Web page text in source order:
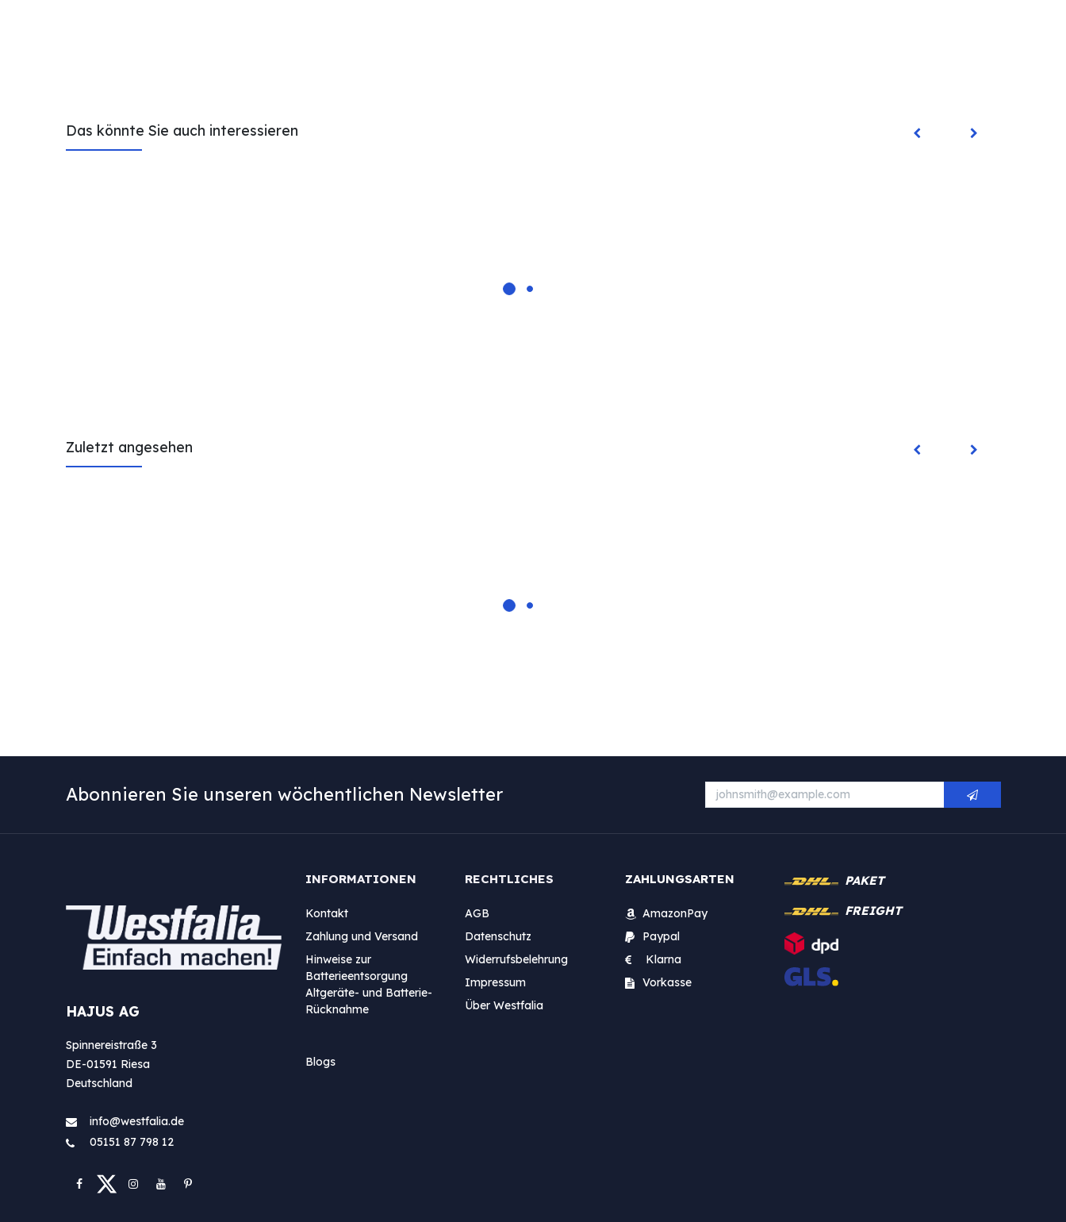
Das könnte Sie auch interessieren
Zuletzt angesehen
Abonnieren Sie unseren wöchentlichen Newsletter
HAJUS AG
Spinnereistraße 3
DE-01591 Riesa
Deutschland
info@westfa​lia.de
05151 87 798 12
INFORMATIONEN
Kontakt
Zahlung und Versand
Hinweise zur
Batterieentsorgung
Altgeräte- und Batterie-
Rücknahme
Blogs
RECHTLICHES
AGB
Datenschutz
Widerrufsbelehrung
Impressum
Über Westfalia
ZAHLUNGSARTEN
AmazonPay
Paypal
Klarna
Vorkasse
PAKET
FREIGHT